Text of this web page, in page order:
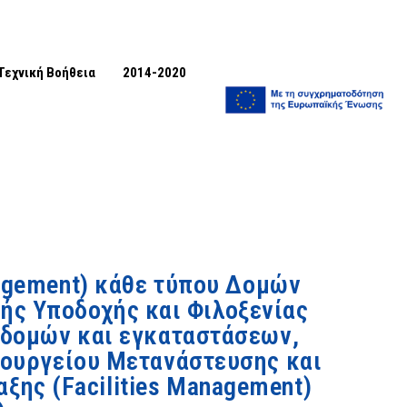
Βοήθεια 2014-2020
κάθε τύπου Δομών
Υποδοχής και Φιλοξενίας
και εγκαταστάσεων,
Μετανάστευσης και
(Facilities Management)